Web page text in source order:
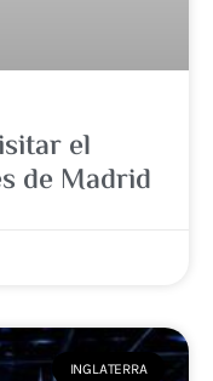
el
de Madrid
INGLATERRA